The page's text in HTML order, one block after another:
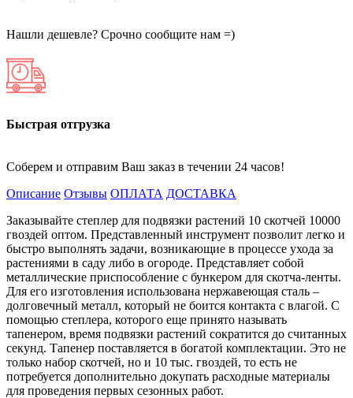
Нашли дешевле? Срочно сообщите нам =)
Быстрая отгрузка
Соберем и отправим Ваш заказ в течении 24 часов!
Описание Отзывы ОПЛАТА ДОСТАВКА
Заказывайте степлер для подвязки растений 10 скотчей 10000
гвоздей оптом. Представленный инструмент позволит легко и
быстро выполнять задачи, возникающие в процессе ухода за
растениями в саду либо в огороде. Представляет собой
металлические приспособление с бункером для скотча-ленты.
Для его изготовления использована нержавеющая сталь –
долговечный металл, который не боится контакта с влагой. С
помощью степлера, которого еще принято называть
тапенером, время подвязки растений сократится до считанных
секунд. Тапенер поставляется в богатой комплектации. Это не
только набор скотчей, но и 10 тыс. гвоздей, то есть не
потребуется дополнительно докупать расходные материалы
для проведения первых сезонных работ.